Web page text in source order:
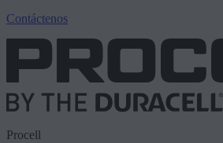
Contáctenos
Procell